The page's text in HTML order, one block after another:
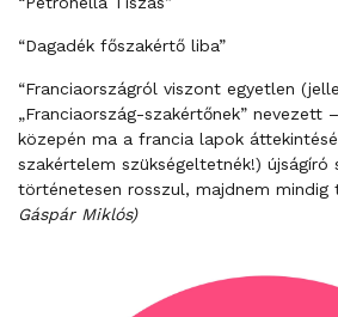
“Dagadék főszakértő liba”
“Franciaországról viszont egyetlen
„Franciaország-szakértőnek” nevezett
közepén ma a francia lapok
szakértelem szükségeltetnék!) újságíró
történetesen rosszul, majdnem mindig
Gáspár Miklós)